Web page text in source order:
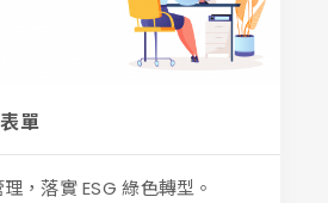
單
，落實 ESG 綠色轉型。